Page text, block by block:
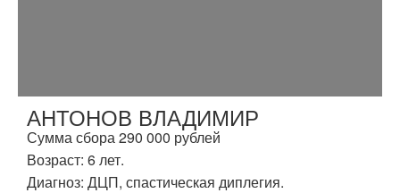
АНТОНОВ ВЛАДИМИР
Сумма сбора 290 000 рублей
Возраст: 6 лет.
Диагноз: ДЦП, спастическая диплегия.